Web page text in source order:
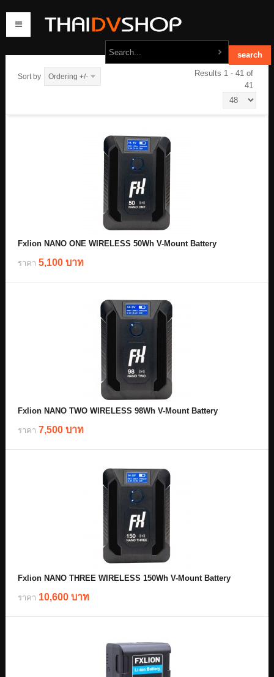
contact us
Sort by Ordering +/-
Results 1 - 41 of
41
Fxlion NANO ONE WIRELESS 50Wh V-Mount Battery
ราคา 5,100 บาท
Fxlion NANO TWO WIRELESS 98Wh V-Mount Battery
ราคา 7,500 บาท
Fxlion NANO THREE WIRELESS 150Wh V-Mount Battery
ราคา 10,600 บาท